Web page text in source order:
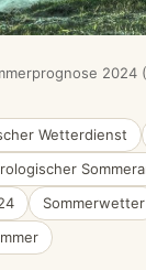
2024
Wetterdienst
Sommerwetter